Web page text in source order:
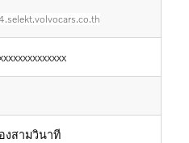
งสามวินาที